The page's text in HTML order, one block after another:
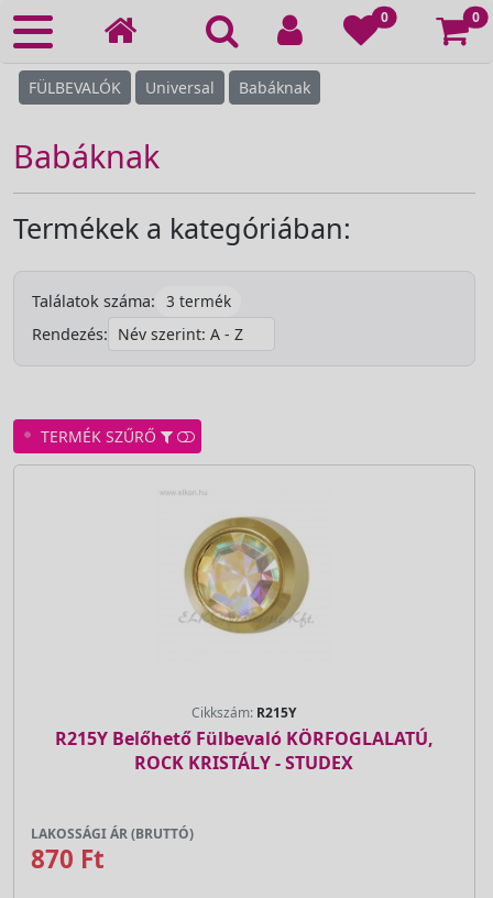
0 0
FÜLBEVALÓK Universal Babáknak
Babáknak
Termékek a kategóriában:
Találatok száma: 3 termék
Rendezés:
TERMÉK SZŰRŐ
Cikkszám: R215Y
R215Y Belőhető Fülbevaló KÖRFOGLALATÚ,
ROCK KRISTÁLY - STUDEX
LAKOSSÁGI ÁR (BRUTTÓ)
870 Ft